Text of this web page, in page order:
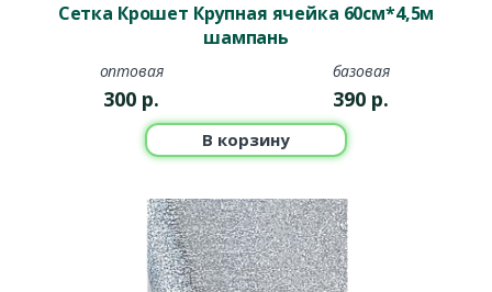
Сетка Крошет Крупная ячейка 60см*4,5м
шампань
оптовая
300 р.
базовая
390 р.
В корзину